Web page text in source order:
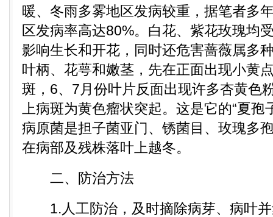
暖、冬雨多雾地区发病较重，据笔者多
区发病率高达80%。白花、紫花玫瑰均
影响生长和开花，同时还危害蔷薇属多
叶柄、花萼和嫩茎，先在正面出现小黄
斑，6、7月份叶片反面出现许多杏黄色
上病斑为黄色瘤状突起。这是它的“夏
病原菌是担子菌亚门、锈菌目、玫瑰多
在病部及残株落叶上越冬。
二、防治方法
1.人工防治，及时摘除病芽、病叶并